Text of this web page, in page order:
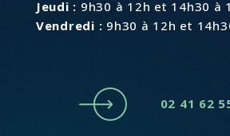
Jeudi : 9h30 à 12h et 14h30 à
Vendredi : 9h30 à 12h et
02 41 62